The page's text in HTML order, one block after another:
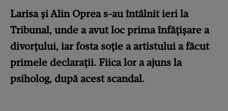
Larisa și Alin Oprea s-au întâlnit ieri la
Tribunal, unde a avut loc prima înfățișare a
divorțului, iar fosta soție a artistului a făcut
primele declarații. Fiica lor a ajuns la
psiholog, după acest scandal.